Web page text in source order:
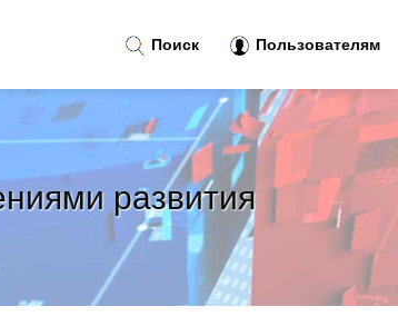
развития
Поиск Пользователям